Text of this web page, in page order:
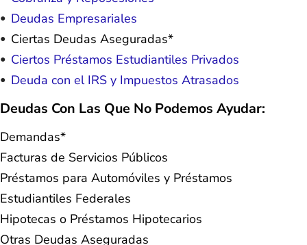
Deudas Empresariales
Ciertas Deudas Aseguradas*
Ciertos Préstamos Estudiantiles Privados
Deuda con el IRS y Impuestos Atrasados
Deudas Con Las Que No Podemos Ayudar:
Demandas*
Facturas de Servicios Públicos
Préstamos para Automóviles y Préstamos
Estudiantiles Federales
Hipotecas o Préstamos Hipotecarios
Otras Deudas Aseguradas